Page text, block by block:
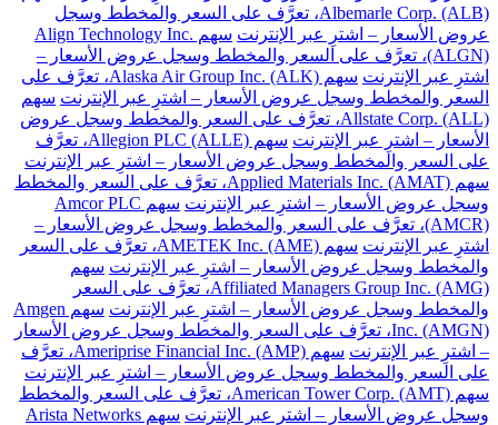
Albemarle Corp. (ALB)، تعرَّف على السعر والمخطط وسجل
عروض الأسعار – اشترِ عبر الإنترنت
سهم Align Technology Inc.
(ALGN)، تعرَّف على السعر والمخطط وسجل عروض الأسعار –
اشترِ عبر الإنترنت
سهم Alaska Air Group Inc. (ALK)، تعرَّف على
السعر والمخطط وسجل عروض الأسعار – اشترِ عبر الإنترنت سهم
Allstate Corp. (ALL)، تعرَّف على السعر والمخطط وسجل عروض
الأسعار – اشترِ عبر الإنترنت
سهم Allegion PLC (ALLE)، تعرَّف
على السعر والمخطط وسجل عروض الأسعار – اشترِ عبر الإنترنت
سهم Applied Materials Inc. (AMAT)، تعرَّف على السعر والمخطط
وسجل عروض الأسعار – اشترِ عبر الإنترنت
سهم Amcor PLC
(AMCR)، تعرَّف على السعر والمخطط وسجل عروض الأسعار –
اشترِ عبر الإنترنت
سهم AMETEK Inc. (AME)، تعرَّف على السعر
والمخطط وسجل عروض الأسعار – اشترِ عبر الإنترنت سهم
Affiliated Managers Group Inc. (AMG)، تعرَّف على السعر
والمخطط وسجل عروض الأسعار – اشترِ عبر الإنترنت
سهم Amgen
Inc. (AMGN)، تعرَّف على السعر والمخطط وسجل عروض الأسعار
– اشترِ عبر الإنترنت
سهم Ameriprise Financial Inc. (AMP)، تعرَّف
على السعر والمخطط وسجل عروض الأسعار – اشترِ عبر الإنترنت
سهم American Tower Corp. (AMT)، تعرَّف على السعر والمخطط
وسجل عروض الأسعار – اشترِ عبر الإنترنت
سهم Arista Networks